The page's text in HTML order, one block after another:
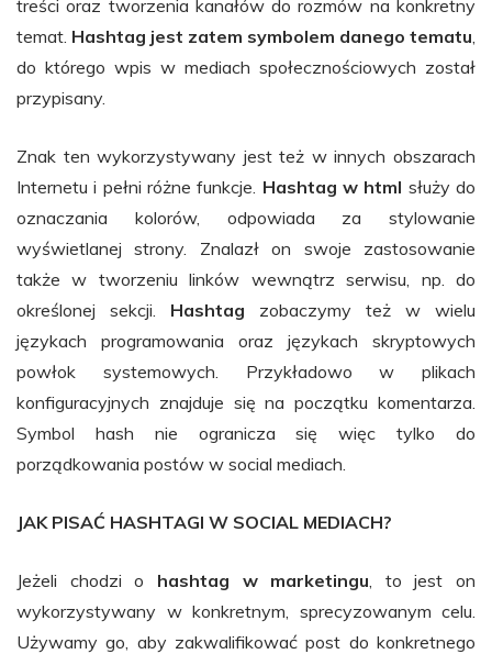
treści oraz tworzenia kanałów do rozmów na konkretny
temat. Hashtag jest zatem symbolem danego tematu
do którego wpis w mediach społecznościowych został
przypisany.
Znak ten wykorzystywany jest też w innych obszarach
Internetu i pełni różne funkcje. Hashtag w html służy do
oznaczania kolorów, odpowiada za stylowanie
wyświetlanej strony. Znalazł on swoje zastosowanie
także w tworzeniu linków wewnątrz serwisu, np. do
określonej sekcji. Hashtag zobaczymy też w wielu
językach programowania oraz językach skryptowych
powłok systemowych. Przykładowo w plikach
konfiguracyjnych znajduje się na początku komentarza.
Symbol hash nie ogranicza się więc tylko do
porządkowania postów w social mediach.
JAK PISAĆ HASHTAGI W SOCIAL MEDIACH?
Jeżeli chodzi o hashtag w marketingu , to jest on
wykorzystywany w konkretnym, sprecyzowanym celu.
Używamy go, aby zakwalifikować post do konkretnego